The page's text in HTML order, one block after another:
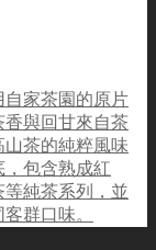
家茶園的原片
與回甘來自茶
茶的純粹風味
包含熟成紅
純茶系列，並
群口味。